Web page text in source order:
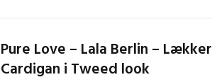
Pure Love – Lala Berlin – Lækker
Cardigan i Tweed look